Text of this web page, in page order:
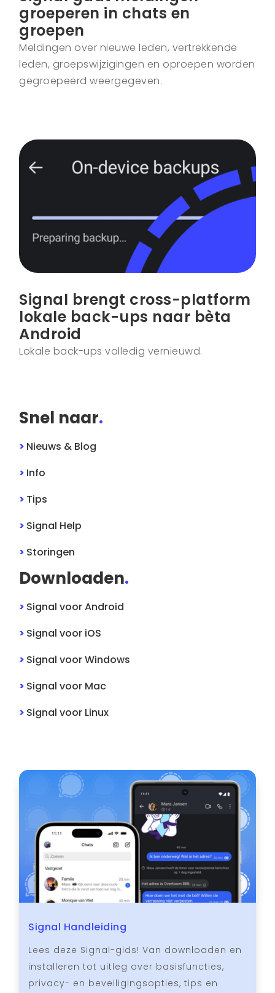
groeperen in chats en
groepen
Meldingen over nieuwe leden, vertrekkende
leden, groepswijzigingen en oproepen worden
gegroepeerd weergegeven.
Signal brengt cross-platform
lokale back-ups naar bèta
Android
Lokale back-ups volledig vernieuwd.
Snel naar.
> Nieuws & Blog
> Info
> Tips
> Signal Help
> Storingen
Downloaden.
> SignalvoorAndroid
> Signalvoor iOS
> SignalvoorWindows
> Signalvoor Mac
> Signalvoor Linux
Signal Handleiding
Lees deze Signal-gids! Van downloaden en
installeren tot uitleg over basisfuncties,
privacy- en beveiligingsopties, tips en